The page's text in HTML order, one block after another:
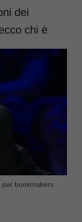
dei
chi è
bookmakers